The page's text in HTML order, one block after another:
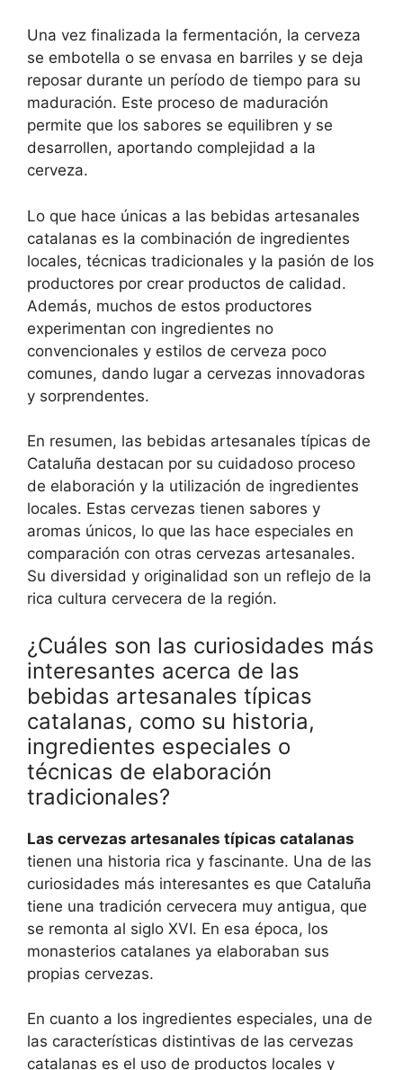
Una vez finalizada la fermentación, la cerveza
se embotella o se envasa en barriles y se deja
reposar durante un período de tiempo para su
maduración. Este proceso de maduración
permite que los sabores se equilibren y se
desarrollen, aportando complejidad a la
cerveza.
Lo que hace únicas a las bebidas artesanales
catalanas es la combinación de ingredientes
locales, técnicas tradicionales y la pasión de los
productores por crear productos de calidad.
Además, muchos de estos productores
experimentan con ingredientes no
convencionales y estilos de cerveza poco
comunes, dando lugar a cervezas innovadoras
y sorprendentes.
En resumen, las bebidas artesanales típicas de
Cataluña destacan por su cuidadoso proceso
de elaboración y la utilización de ingredientes
locales. Estas cervezas tienen sabores y
aromas únicos, lo que las hace especiales en
comparación con otras cervezas artesanales.
Su diversidad y originalidad son un reflejo de la
rica cultura cervecera de la región.
¿Cuáles son las curiosidades más
interesantes acerca de las
bebidas artesanales típicas
catalanas, como su historia,
ingredientes especiales o
técnicas de elaboración
tradicionales?
Las cervezas artesanales típicas catalanas
tienen una historia rica y fascinante. Una de las
curiosidades más interesantes es que Cataluña
tiene una tradición cervecera muy antigua, que
se remonta al siglo XVI. En esa época, los
monasterios catalanes ya elaboraban sus
propias cervezas.
En cuanto a los ingredientes especiales, una de
las características distintivas de las cervezas
catalanas es el uso de productos locales y